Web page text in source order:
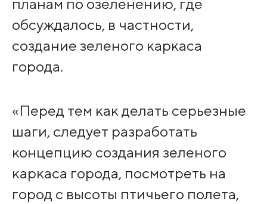
планам по озеленению, где
обсуждалось, в частности,
создание зеленого каркаса
города.
«Перед тем как делать серьезные
шаги, следует разработать
концепцию создания зеленого
каркаса города, посмотреть на
город с высоты птичьего полета,